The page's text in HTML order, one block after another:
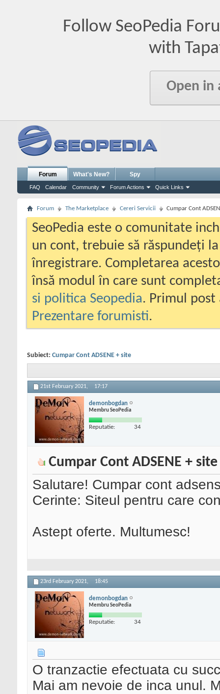
Follow SeoPedia
with
Open in
Forum
FAQ Calendar Community Forum Actions Quick Links
What's New? Spy
Forum The Marketplace Cereri Servicii Cumpar Cont
SeoPedia este o comunitate
un cont, trebuie să răspundeți
înregistrare. Completarea
însă modul în care sunt
si politica Seopedia. Primul
Prezentare forumisti.
Subiect: Cumpar Cont ADSENE + site
21st February 2021, 17:17
demonbogdan
Membru SeoPedia
Reputatie: 34
Cumpar Cont ADSENE + site
Salutare! Cumpar cont
Cerinte: Siteul pentru care
Astept oferte. Multumesc!
23rd February 2021, 18:45
demonbogdan
Membru SeoPedia
Reputatie: 34
O tranzactie efectuata cu
Mai am nevoie de inca unul.